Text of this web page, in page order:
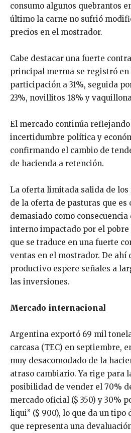
consumo algunos quebrantos
último la carne no sufrió
precios en el mostrador.
Cabe destacar una fuerte
principal merma se registró en
participación a 31%, seguida
23%, novillitos 18% y
El mercado continúa
incertidumbre política y
confirmando el cambio de
de hacienda a retención.
La oferta limitada salida de
de la oferta de pasturas que es
demasiado como
interno impactado por el
que se traduce en una fuerte
ventas en el mostrador. De ahí
productivo espere señales a
las inversiones.
Mercado internacional
Argentina exportó 69 mil
carcasa (TEC) en septiembre,
muy desacomodado de la
atraso cambiario. Ya rige para
posibilidad de vender el 70%
mercado oficial ($ 350) y 30%
liqui” ($ 900), lo que da un tipo
que representa una